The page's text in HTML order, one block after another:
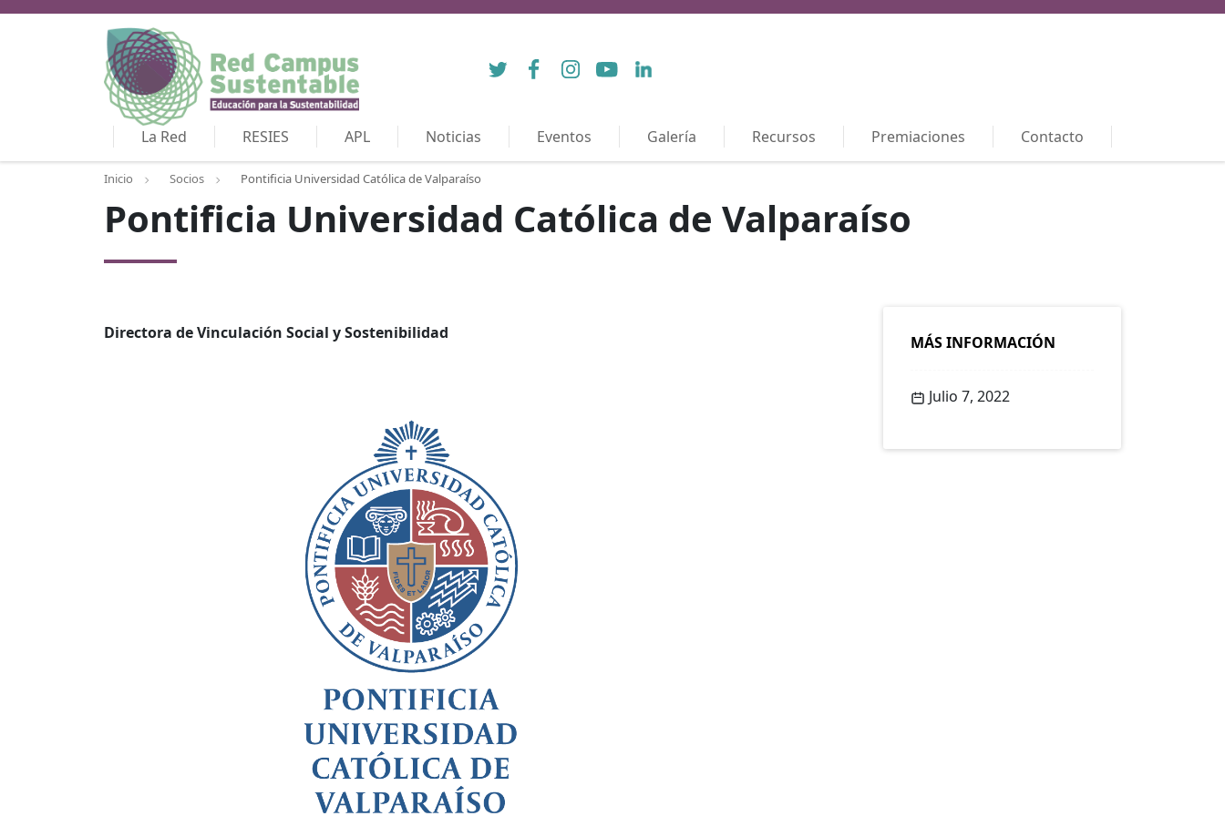
Twitter FacebookInstagramYouTubeLinkedIn
La Red RESIES APL Noticias Eventos Galería Recursos Premiaciones Contacto
Inicio Socios Pontificia Universidad Católica de Valparaíso
Pontificia Universidad Católica de Valparaíso
Directora de Vinculación Social y Sostenibilidad MÁS INFORMACIÓN
Julio 7, 2022